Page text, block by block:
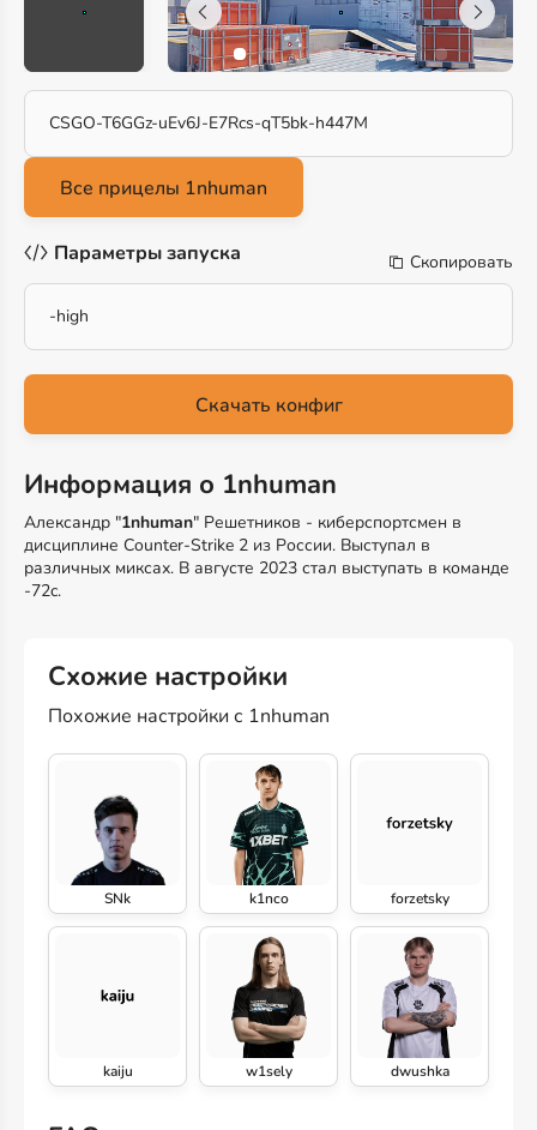
CSGO-T6GGz-uEv6J-E7Rcs-qT5bk-h447M
Параметры запуска Скопировать
-high
Скачать конфиг
Информация о 1nhuman
Александр "1nhuman" Решетников - киберспортсмен в
дисциплине Counter-Strike 2 из России. Выступал в
различных миксах. В августе 2023 стал выступать в команде
-72c.
Схожие настройки
Похожие настройки с 1nhuman
SNk k1nco forzetsky
kaiju w1sely dwushka